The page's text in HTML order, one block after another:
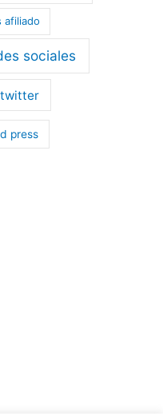
afiliado
sociales
twitter
press